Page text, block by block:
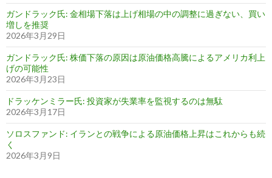
ガンドラック氏: 金相場下落は上げ相場の中の調整に過ぎない、買い
増しを推奨
2026年3月29日
ガンドラック氏: 株価下落の原因は原油価格高騰によるアメリカ利上
げの可能性
2026年3月23日
ドラッケンミラー氏: 投資家が失業率を監視するのは無駄
2026年3月17日
ソロスファンド: イランとの戦争による原油価格上昇はこれからも続
く
2026年3月9日